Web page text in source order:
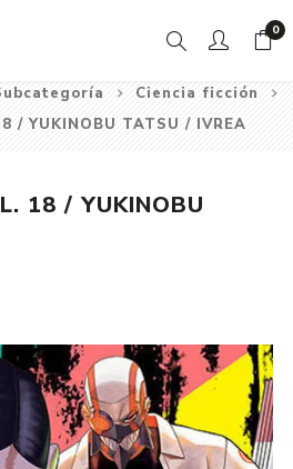
0
Ciencia ficción
/ YUKINOBU TATSU / IVREA
18 / YUKINOBU